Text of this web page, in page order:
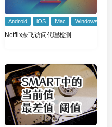
Android iOS Mac Windows
Netflix奈飞访问代理检测